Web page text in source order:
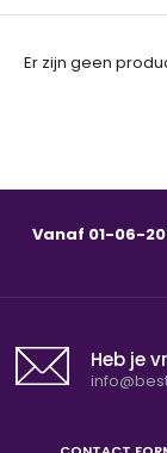
Er zijn geen
Vanaf 01-06-
Heb je